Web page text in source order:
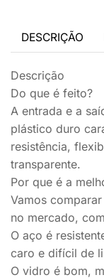
DESCRIÇÃO
Descrição
Do que é feito?
A entrada e a
plástico duro
resistência,
transparente.
Por que é a
Vamos
no mercado,
O aço é
caro e difícil de
O vidro é bom,